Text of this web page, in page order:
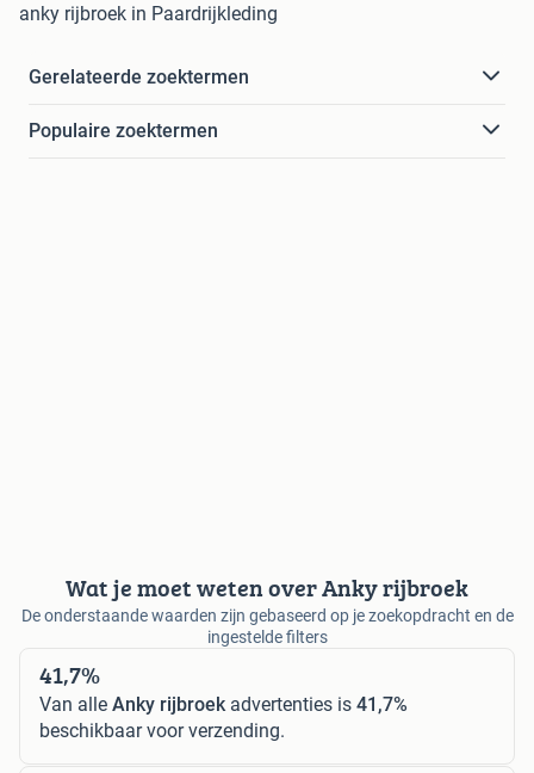
anky rijbroek in Paardrijkleding
Gerelateerde zoektermen
Populaire zoektermen
Wat je moet weten over Anky rijbroek
De onderstaande waarden zijn gebaseerd op je zoekopdracht en de
ingestelde filters
41,7%
Van alle Anky rijbroekadvertenties is 41,7%
beschikbaar voor verzending.